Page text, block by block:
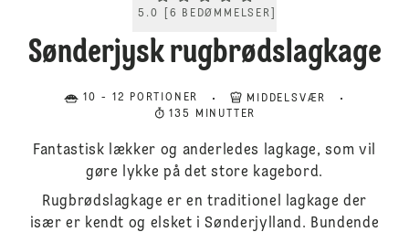
5.0 6 BEDØMMELSER
Sønderjysk rugbrødslagkage
10 - 12 PORTIONER
MIDDELSVÆR
135 MINUTTER
Fantastisk lækker og anderledes lagkage, som vil
gøre lykke på det store kagebord.
Rugbrødslagkage er en traditionel lagkage der
især er kendt og elsket i Sønderjylland. Bundende